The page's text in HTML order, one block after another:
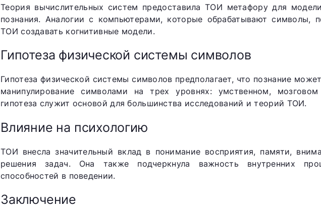
Теория вычислительных систем предоставила ТОИ метафору для
познания. Аналогии с компьютерами, которые обрабатывают символы,
ТОИ создавать когнитивные модели.
Гипотеза физической системы символов
Гипотеза физической системы символов предполагает, что познание
манипулирование символами на трех уровнях: умственном,
гипотеза служит основой для большинства исследований и теорий ТОИ.
Влияние на психологию
ТОИ внесла значительный вклад в понимание восприятия, памяти,
решения задач. Она также подчеркнула важность внутренних
способностей в поведении.
Заключение